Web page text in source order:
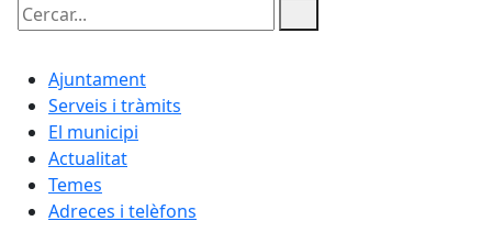
Cercar:
Ajuntament
Serveis i tràmits
El municipi
Actualitat
Temes
Adreces i telèfons